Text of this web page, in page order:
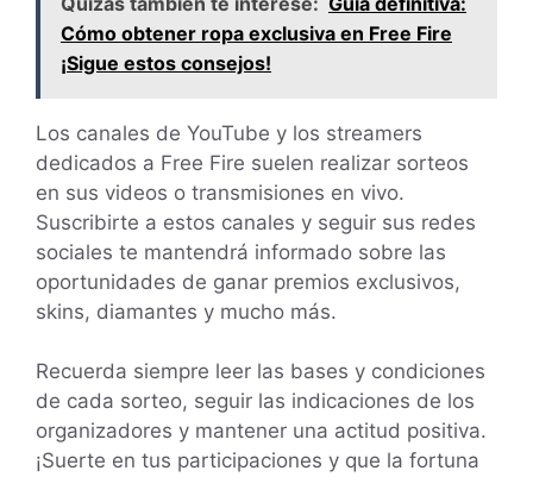
Cómo obtener ropa exclusiva en Free Fire
¡Sigue estos consejos!
Los canales de YouTube y los streamers
dedicados a Free Fire suelen realizar sorteos
en sus videos o transmisiones en vivo.
Suscribirte a estos canales y seguir sus redes
sociales te mantendrá informado sobre las
oportunidades de ganar premios exclusivos,
skins, diamantes y mucho más.
Recuerda siempre leer las bases y condiciones
de cada sorteo, seguir las indicaciones de los
organizadores y mantener una actitud positiva.
¡Suerte en tus participaciones y que la fortuna